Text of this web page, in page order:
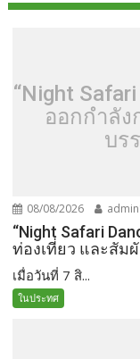
“Night
ออกกำลัง
บร
08/08/2026
“Night Safari
ท่องเที่ยว และสัม
เมื่อวันที่ 7 สิ...
ในประทศ